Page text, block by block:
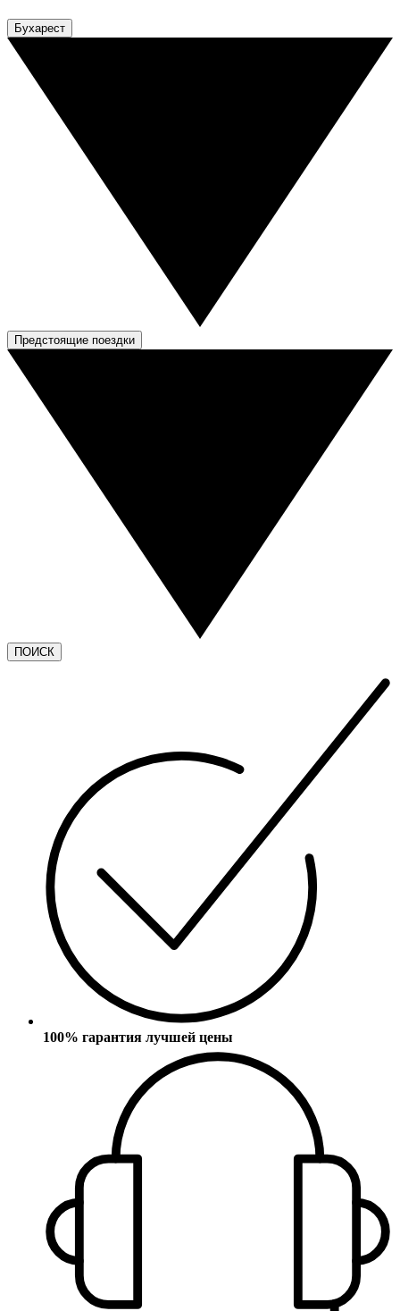
Бухарест
Предстоящие поездки
ПОИСК
100% гарантия лучшей цены